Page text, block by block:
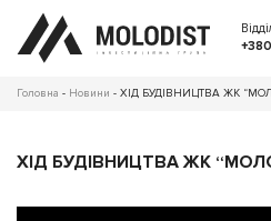
Головна - Новини - ХІД БУДІВНИЦТВА ЖК
ХІД БУДІВНИЦТВА ЖК